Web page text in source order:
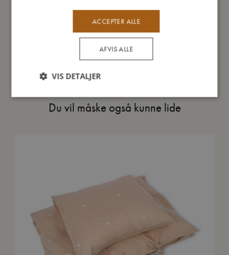
Du vil måske også kunne lide
ACCEPTER ALLE
AFVIS ALLE
VIS DETALJER